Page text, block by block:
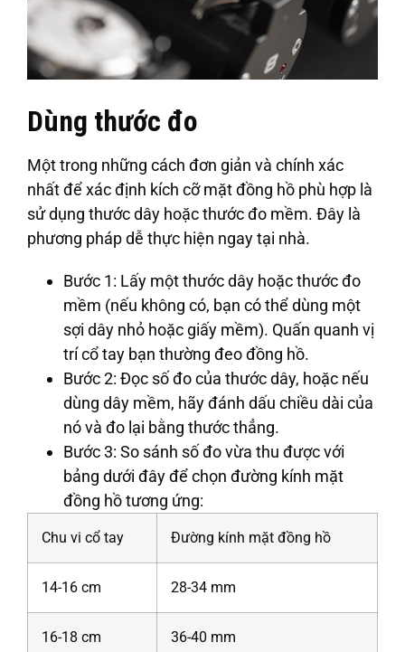
Dùng thước đo
Một trong những cách đơn giản và chính xác
nhất để xác định kích cỡ mặt đồng hồ phù hợp là
sử dụng thước dây hoặc thước đo mềm. Đây là
phương pháp dễ thực hiện ngay tại nhà.
Bước 1: Lấy một thước dây hoặc thước đo
mềm (nếu không có, bạn có thể dùng một
sợi dây nhỏ hoặc giấy mềm). Quấn quanh vị
trí cổ tay bạn thường đeo đồng hồ.
Bước 2: Đọc số đo của thước dây, hoặc nếu
dùng dây mềm, hãy đánh dấu chiều dài của
nó và đo lại bằng thước thẳng.
Bước 3: So sánh số đo vừa thu được với
bảng dưới đây để chọn đường kính mặt
đồng hồ tương ứng:
Chu vi cổ tay Đường kính mặt đồng hồ
14-16 cm 28-34 mm
16-18 cm 36-40 mm